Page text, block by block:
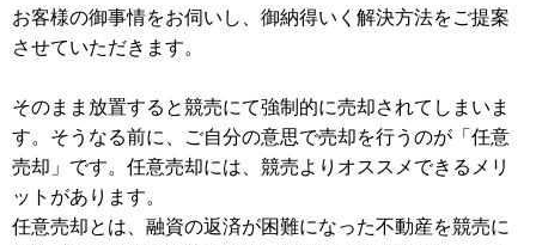
お客様の御事情をお伺いし、御納得いく解決方法をご提案
させていただきます。
そのまま放置すると競売にて強制的に売却されてしまいま
す。そうなる前に、ご自分の意思で売却を行うのが「任意
売却」です。任意売却には、競売よりオススメできるメリ
ットがあります。
任意売却とは、融資の返済が困難になった不動産を競売に